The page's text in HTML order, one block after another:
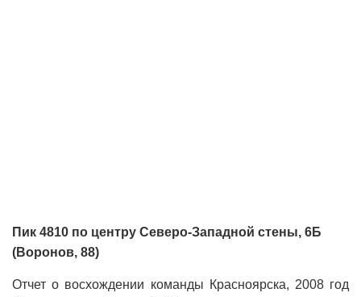
Пик 4810 по центру Северо-Западной стены, 6Б
(Воронов, 88)
Отчет о восхождении команды Красноярска, 2008 год